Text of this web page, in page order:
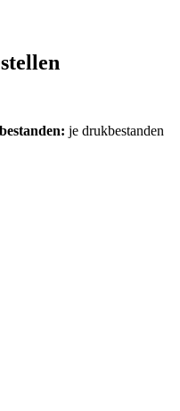
je drukbestanden